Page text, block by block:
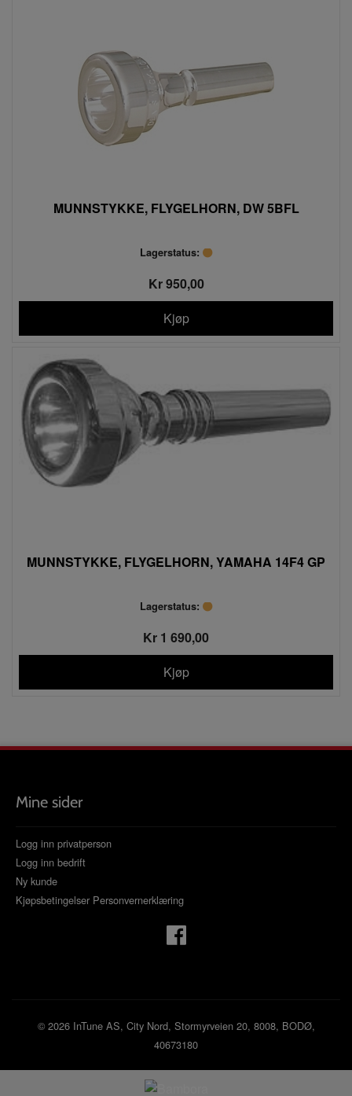
MUNNSTYKKE, FLYGELHORN, DW 5BFL
Lagerstatus:
Kr 950,00
Kjøp
MUNNSTYKKE, FLYGELHORN, YAMAHA 14F4 GP
Lagerstatus:
Kr 1 690,00
Kjøp
Mine sider
Logg inn privatperson
Logg inn bedrift
Ny kunde
Kjøpsbetingelser Personvernerklæring
© 2026 InTune AS, City Nord, Stormyrveien 20, 8008, BODØ,
40673180